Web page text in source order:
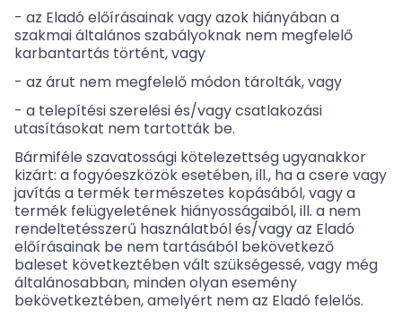
- az Eladó előírásainak vagy azok hiányában a
szakmai általános szabályoknak nem megfelelő
karbantartás történt, vagy
- az árut nem megfelelő módon tárolták, vagy
- a telepítési szerelési és/vagy csatlakozási
utasításokat nem tartották be.
Bármiféle szavatossági kötelezettség ugyanakkor
kizárt: a fogyóeszközök esetében, ill., ha a csere vagy
javítás a termék természetes kopásából, vagy a
termék felügyeletének hiányosságaiból, ill. a nem
rendeltetésszerű használatból és/vagy az Eladó
előírásainak be nem tartásából bekövetkező
baleset következtében vált szükségessé, vagy még
általánosabban, minden olyan esemény
bekövetkeztében, amelyért nem az Eladó felelős.